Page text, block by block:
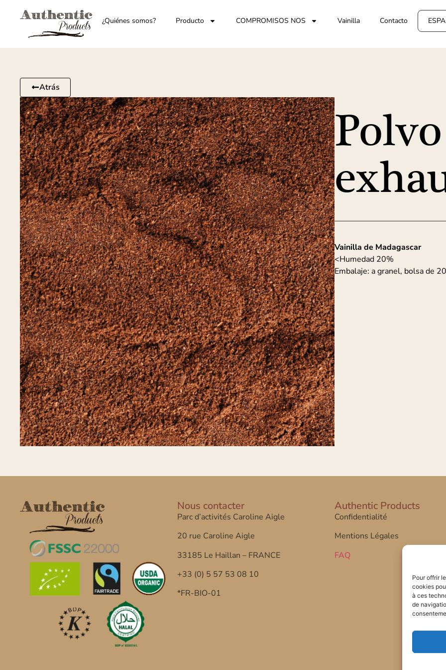
Pour offrir
cookies
à ces
de
¿Quiénes somos? Producto COMPROMISOS NOS Vainilla Contacto
Atrás
Polvo
Vainilla de Madagascar
<Humedad 20%
Embalaje: a granel, bolsa de
Nous contacter
Parc d’activités Caroline Aigle
20 rue Caroline Aigle
33185 Le Haillan – FRANCE
+33 (0) 5 57 53 08 10
*FR-BIO-01
Authentic Products
Confidentialité
Mentions Légales
FAQ